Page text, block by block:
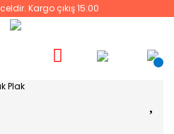
Kargo çıkış 15:00